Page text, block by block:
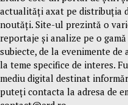
actualități axat pe distribuția
noutăți. Site-ul prezintă o
reportaje și analize pe o gamă
subiecte, de la evenimente
la teme specifice de interes.
mediu digital destinat
puteți contacta la adresa de